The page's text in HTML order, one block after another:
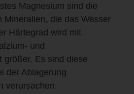
Magnesium sind die
Mineralien, die das Wasser
Härtegrad wird mit
und
größer. Es sind diese
der Ablagerung
verursachen.